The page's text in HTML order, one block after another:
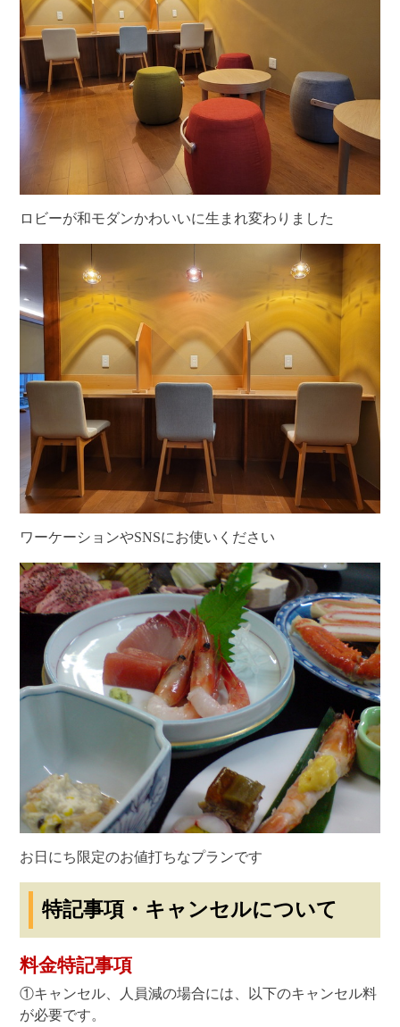
ロビーが和モダンかわいいに生まれ変わりました
ワーケーションやSNSにお使いください
お日にち限定のお値打ちなプランです
特記事項・キャンセルについて
料金特記事項
①キャンセル、人員減の場合には、以下のキャンセル料
が必要です。